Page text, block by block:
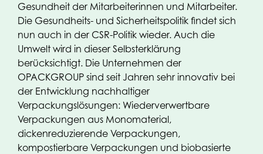
Gesundheit der Mitarbeiterinnen und Mitarbeiter.
Die Gesundheits- und Sicherheitspolitik findet sich
nun auch in der CSR-Politik wieder. Auch die
Umwelt wird in dieser Selbsterklärung
berücksichtigt. Die Unternehmen der
OPACKGROUP sind seit Jahren sehr innovativ bei
der Entwicklung nachhaltiger
Verpackungslösungen: Wiederverwertbare
Verpackungen aus Monomaterial,
dickenreduzierende Verpackungen,
kompostierbare Verpackungen und biobasierte